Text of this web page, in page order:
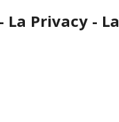
La Privacy -